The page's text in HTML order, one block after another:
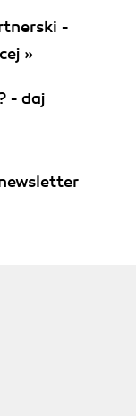
(50)
(58)
(61)
-
»
- daj